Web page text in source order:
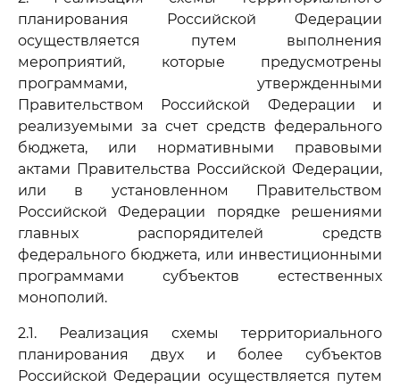
планирования Российской Федерации
осуществляется путем выполнения
мероприятий, которые предусмотрены
программами, утвержденными
Правительством Российской Федерации и
реализуемыми за счет средств федерального
бюджета, или нормативными правовыми
актами Правительства Российской Федерации,
или в установленном Правительством
Российской Федерации порядке решениями
главных распорядителей средств
федерального бюджета, или инвестиционными
программами субъектов естественных
монополий.
2.1. Реализация схемы территориального
планирования двух и более субъектов
Российской Федерации осуществляется путем